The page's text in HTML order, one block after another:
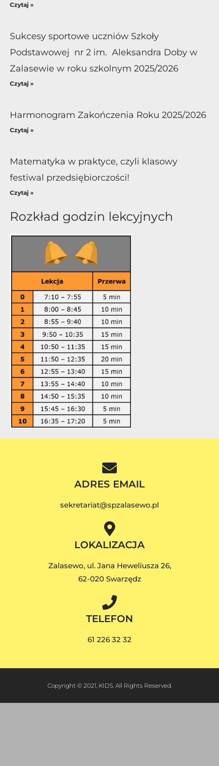
Czytaj »
Sukcesy sportowe uczniów Szkoły
Podstawowej nr 2 im. Aleksandra Doby w
Zalasewie w roku szkolnym 2025/2026
Czytaj »
Harmonogram Zakończenia Roku 2025/2026
Czytaj »
Matematyka w praktyce, czyli klasowy
festiwal przedsiębiorczości!
Czytaj »
Rozkład godzin lekcyjnych
ADRES EMAIL
sekretariat@spzalasewo.pl
LOKALIZACJA
Zalasewo, ul. Jana Heweliusza 26,
62-020 Swarzędz
TELEFON
61 226 32 32
Copyright © 2021, KIDS. All Rights Reserved.